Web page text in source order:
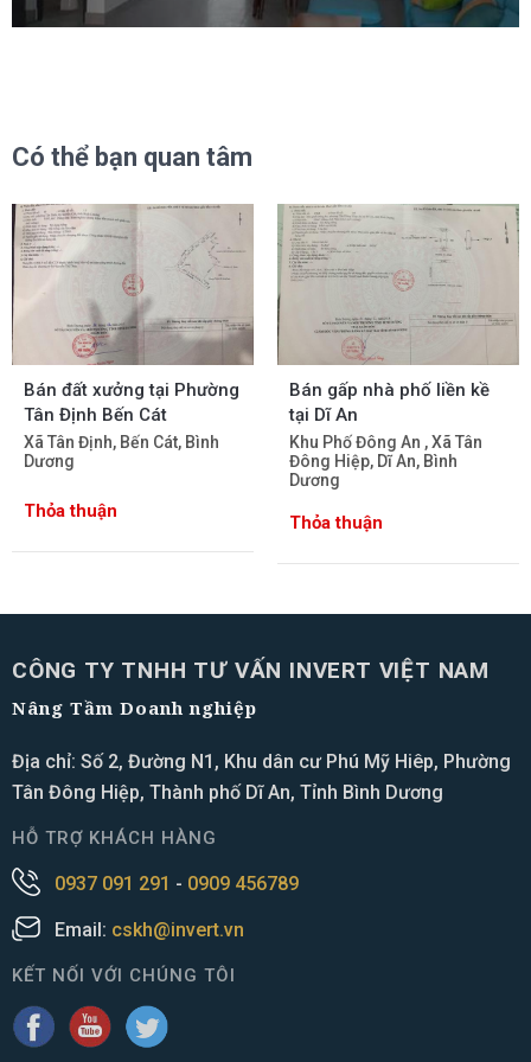
Có thể bạn quan tâm
Bán đất xưởng tại Phường
Tân Định Bến Cát
Xã Tân Định, Bến Cát, Bình
Dương
Thỏa thuận
Bán gấp nhà phố liền kề
tại Dĩ An
Khu Phố Đông An , Xã Tân
Đông Hiệp, Dĩ An, Bình
Dương
Thỏa thuận
CÔNG TY TNHH TƯ VẤN INVERT VIỆT NAM
Nâng Tầm Doanh nghiệp
Địa chỉ: Số 2, Đường N1, Khu dân cư Phú Mỹ Hiêp, Phường
Tân Đông Hiệp, Thành phố Dĩ An, Tỉnh Bình Dương
HỖ TRỢ KHÁCH HÀNG
0937 091 291 - 0909 456789
Email: cskh@invert.vn
KẾT NỐI VỚI CHÚNG TÔI